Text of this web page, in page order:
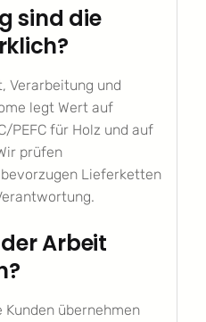
sind die
Verarbeitung und
legt Wert auf
PEFC für Holz und auf
prüfen
Lieferketten
Arbeit
übernehmen